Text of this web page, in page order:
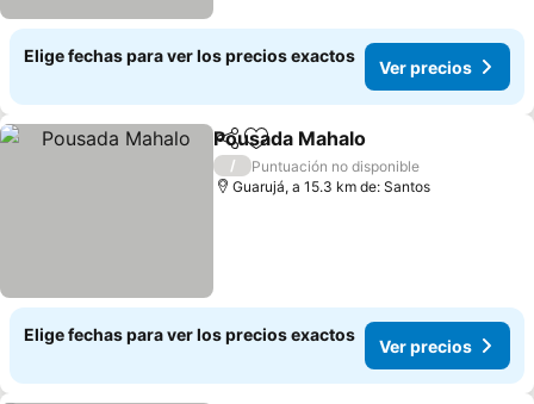
Elige fechas para ver los precios exactos
Ver precios
CompartirAgregar a favoritos
Pousada Mahalo
/
Puntuación no disponible
Guarujá, a 15.3 km de: Santos
Elige fechas para ver los precios exactos
Ver precios